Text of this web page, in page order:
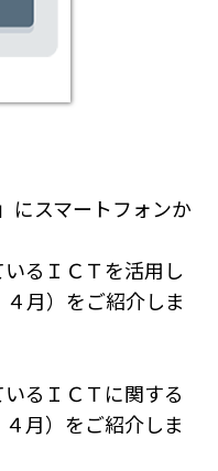
にスマートフォンか
るＩＣＴを活用し
月）をご紹介しま
るＩＣＴに関する
月）をご紹介しま